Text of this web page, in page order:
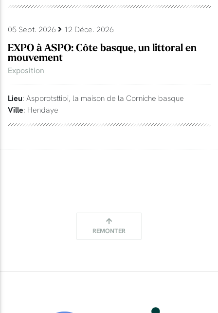
05 Sept. 2026 12 Déce. 2026
EXPO à ASPO: Côte basque, un littoral en
mouvement
Exposition
Lieu: Asporotsttipi, la maison de la Corniche basque
Ville: Hendaye
REMONTER